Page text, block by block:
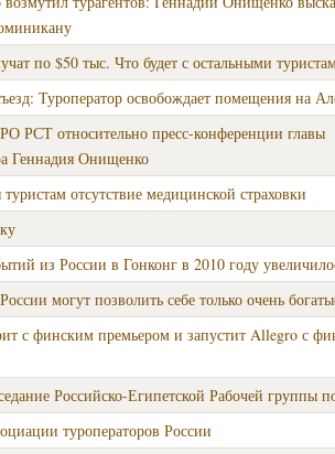
по $50 тыс. Что будет с остальными
Туроператор освобождает помещения на
РСТ относительно пресс-конференции главы
Геннадия Онищенко
отсутствие медицинской страховки
из России в Гонконг в 2010 году
могут позволить себе только очень
с финским премьером и запустит Allegro с
Российско-Египетской Рабочей группы
туроператоров России